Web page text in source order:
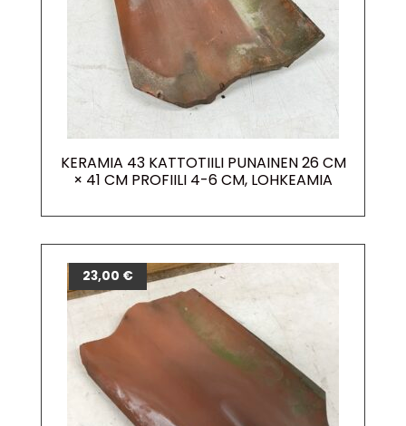
KERAMIA 43 KATTOTIILI PUNAINEN 26 CM
× 41 CM PROFIILI 4-6 CM, LOHKEAMIA
23,00 €